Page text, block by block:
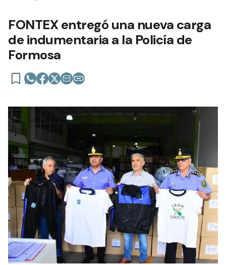
FONTEX entregó una nueva carga
de indumentaria a la Policía de
Formosa